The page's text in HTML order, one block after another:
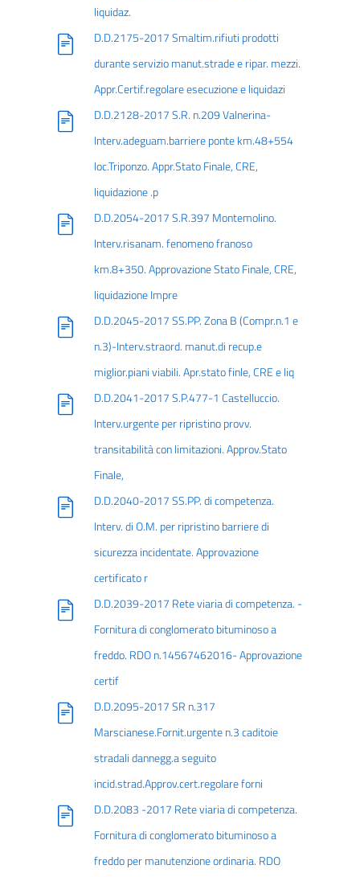
liquidaz.
D.D.2175-2017 Smaltim.rifiuti prodotti
durante servizio manut.strade e ripar. mezzi.
Appr.Certif.regolare esecuzione e liquidazi
D.D.2128-2017 S.R. n.209 Valnerina-
Interv.adeguam.barriere ponte km.48+554
loc.Triponzo. Appr.Stato Finale, CRE,
liquidazione .p
D.D.2054-2017 S.R.397 Montemolino.
Interv.risanam. fenomeno franoso
km.8+350. Approvazione Stato Finale, CRE,
liquidazione Impre
D.D.2045-2017 SS.PP. Zona B (Compr.n.1 e
n.3)-Interv.straord. manut.di recup.e
miglior.piani viabili. Apr.stato finle, CRE e liq
D.D.2041-2017 S.P.477-1 Castelluccio.
Interv.urgente per ripristino provv.
transitabilità con limitazioni. Approv.Stato
Finale,
D.D.2040-2017 SS.PP. di competenza.
Interv. di O.M. per ripristino barriere di
sicurezza incidentate. Approvazione
certificato r
D.D.2039-2017 Rete viaria di competenza. -
Fornitura di conglomerato bituminoso a
freddo. RDO n.14567462016- Approvazione
certif
D.D.2095-2017 SR n.317
Marscianese.Fornit.urgente n.3 caditoie
stradali dannegg.a seguito
incid.strad.Approv.cert.regolare forni
D.D.2083 -2017 Rete viaria di competenza.
Fornitura di conglomerato bituminoso a
freddo per manutenzione ordinaria. RDO